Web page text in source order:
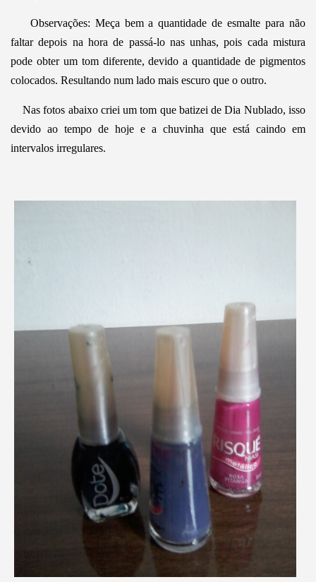
Observações: Meça bem a quantidade de esmalte para não
faltar depois na hora de passá-lo nas unhas, pois cada mistura
pode obter um tom diferente, devido a quantidade de pigmentos
colocados. Resultando num lado mais escuro que o outro.
Nas fotos abaixo criei um tom que batizei de Dia Nublado, isso
devido ao tempo de hoje e a chuvinha que está caindo em
intervalos irregulares.